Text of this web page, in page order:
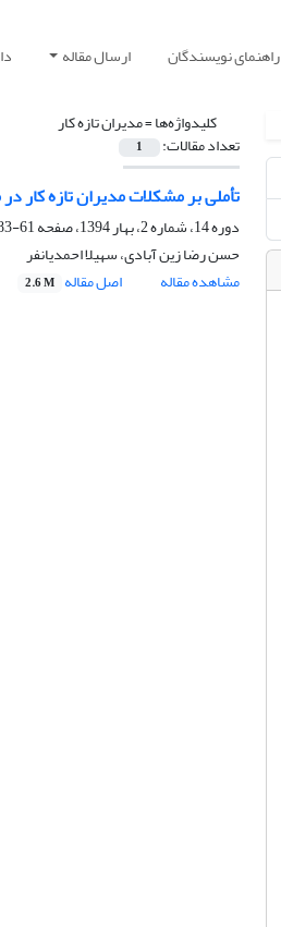
راهنمای نویسندگان ارسال مقاله
کلیدواژه‌ها =مدیران تازه کار
تعداد مقالات: 1
تأملی بر مشکلات مدیران تازه کار
دوره 14، شماره 2، بهار 1394، صفحه
61-83
حسن رضا زین آبادی، سهیلا احمدیانفر
مشاهده مقاله
اصل مقاله 2.6 M